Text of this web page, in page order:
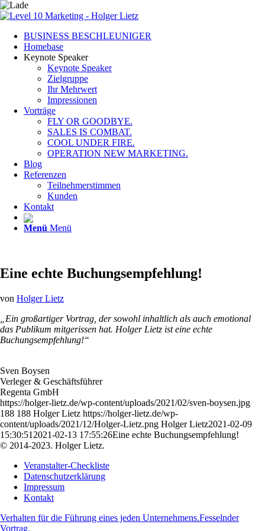
BUSINESS BESCHLEUNIGER
Homebase
Keynote Speaker
Keynote Speaker
Zielgruppe
Ihr Mehrwert
Impressionen
Vorträge
FLY OR GOODBYE.
SALES IS COMBAT.
COOL UNDER FIRE.
OPERATION NEW MARKETING.
Blog
Referenzen
Teilnehmerstimmen
Kunden
Kontakt
Menü Menü
Eine echte Buchungsempfehlung!
von Holger Lietz
„Ein großartiger Vortrag, der sowohl inhaltlich als auch emotional
das Publikum mitgerissen hat. Holger Lietz ist eine echte
Buchungsempfehlung!“
Sven Boysen
Verleger & Geschäftsführer
Regenta GmbH
https://holger-lietz.de/wp-content/uploads/2021/02/sven-boysen.jpg
188 188 Holger Lietz https://holger-lietz.de/wp-
content/uploads/2021/12/Holger-Lietz.png Holger Lietz2021-02-09
15:30:51 2021-02-13 17:55:26Eine echte Buchungsempfehlung!
© 2014-2023. Holger Lietz.
Veranstalter-Checkliste
Datenschutzerklärung
Impressum
Kontakt
Verhalten für die Führung eines jeden Unternehmens.Fesselnder
Vortrag.